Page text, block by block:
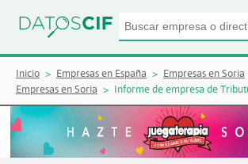
Inicio Empresas en España
Empresas en Soria
Empresas en Soria
Informe de empresa de